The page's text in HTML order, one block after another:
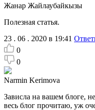
Жанар Жайлаубайкызы
Полезная статья.
23 . 06 . 2020 в 19:41
0
0
Narmin Kerimova
Зависла на вашем блоге,
весь блог прочитаю, уж